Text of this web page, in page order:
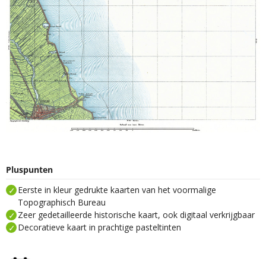
Pluspunten
Eerste in kleur gedrukte kaarten van het voormalige
Topographisch Bureau
Zeer gedetailleerde historische kaart, ook digitaal verkrijgbaar
Decoratieve kaart in prachtige pasteltinten